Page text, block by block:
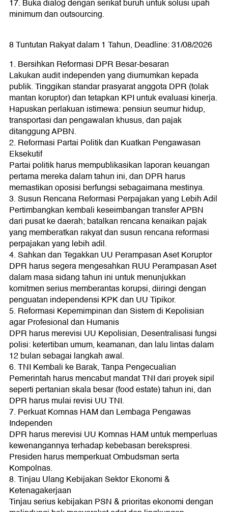
17. Buka dialog dengan serikat buruh untuk solusi upah
minimum dan outsourcing.
8 Tuntutan Rakyat dalam 1 Tahun, Deadline: 31/08/2026
1. Bersihkan Reformasi DPR Besar-besaran
Lakukan audit independen yang diumumkan kepada
publik. Tinggikan standar prasyarat anggota DPR (tolak
mantan koruptor) dan tetapkan KPI untuk evaluasi kinerja.
Hapuskan perlakuan istimewa: pensiun seumur hidup,
transportasi dan pengawalan khusus, dan pajak
ditanggung APBN.
2. Reformasi Partai Politik dan Kuatkan Pengawasan
Eksekutif
Partai politik harus mempublikasikan laporan keuangan
pertama mereka dalam tahun ini, dan DPR harus
memastikan oposisi berfungsi sebagaimana mestinya.
3. Susun Rencana Reformasi Perpajakan yang Lebih Adil
Pertimbangkan kembali keseimbangan transfer APBN
dari pusat ke daerah; batalkan rencana kenaikan pajak
yang memberatkan rakyat dan susun rencana reformasi
perpajakan yang lebih adil.
4. Sahkan dan Tegakkan UU Perampasan Aset Koruptor
DPR harus segera mengesahkan RUU Perampasan Aset
dalam masa sidang tahun ini untuk menunjukkan
komitmen serius memberantas korupsi, diiringi dengan
penguatan independensi KPK dan UU Tipikor.
5. Reformasi Kepemimpinan dan Sistem di Kepolisian
agar Profesional dan Humanis
DPR harus merevisi UU Kepolisian, Desentralisasi fungsi
polisi: ketertiban umum, keamanan, dan lalu lintas dalam
12 bulan sebagai langkah awal.
6. TNI Kembali ke Barak, Tanpa Pengecualian
Pemerintah harus mencabut mandat TNI dari proyek sipil
seperti pertanian skala besar (food estate) tahun ini, dan
DPR harus mulai revisi UU TNI.
7. Perkuat Komnas HAM dan Lembaga Pengawas
Independen
DPR harus merevisi UU Komnas HAM untuk memperluas
kewenangannya terhadap kebebasan berekspresi.
Presiden harus memperkuat Ombudsman serta
Kompolnas.
8. Tinjau Ulang Kebijakan Sektor Ekonomi &
Ketenagakerjaan
Tinjau serius kebijakan PSN & prioritas ekonomi dengan